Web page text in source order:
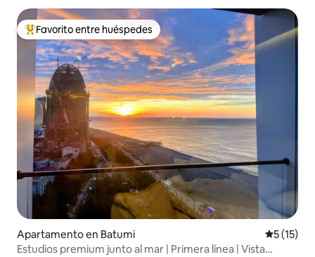
Favorito entre huéspedes preferido
Favorito entre huéspedes
Apartamento en Batumi
5 (15)
Estudios premium junto al mar | Primera línea | Vista